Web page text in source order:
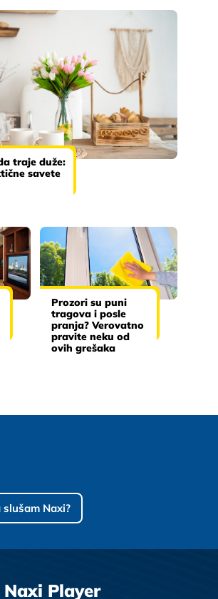
traje duže:
savete
Prozori su puni
tragova i posle
pranja? Verovatno
pravite neku od
ovih grešaka
slušam Naxi?
Player